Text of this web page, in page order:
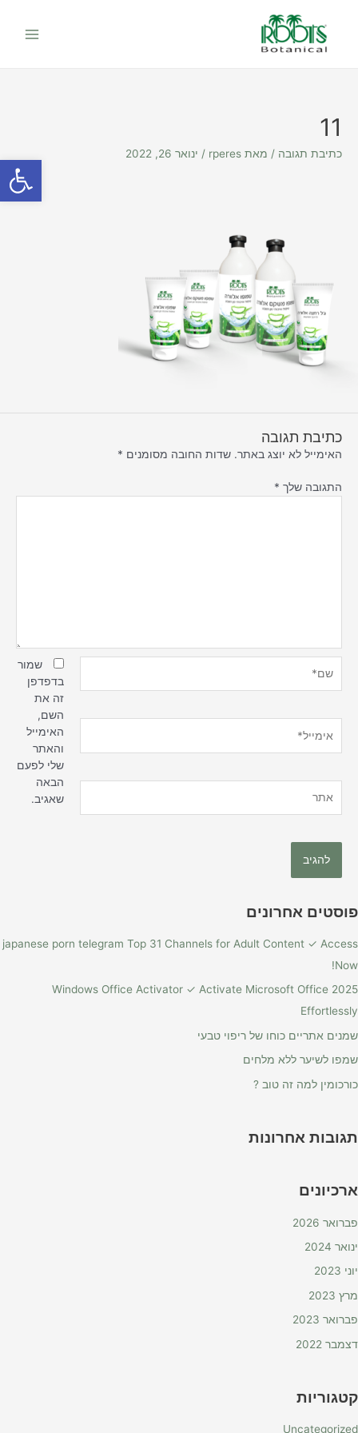
פתח
Menu
11
כתיבת תגובה / מאת rperes
/ ינואר 26, 2022
כתיבת תגובה
האימייל לא יוצג באתר. שדות החובה מסומנים *
התגובה שלך *
שמור
בדפדפן
זה את
השם,
האימייל
והאתר
שלי לפעם
הבאה
שאגיב.
פוסטים אחרונים
japanese porn telegram Top 31 Channels for Adult Content ✓ Access
Now!
Windows Office Activator ✓ Activate Microsoft Office 2025
Effortlessly
שמנים אתריים כוחו של ריפוי טבעי
שמפו לשיער ללא מלחים
כורכומין למה זה טוב ?
תגובות אחרונות
ארכיונים
פברואר 2026
ינואר 2024
יוני 2023
מרץ 2023
פברואר 2023
דצמבר 2022
קטגוריות
Uncategorized